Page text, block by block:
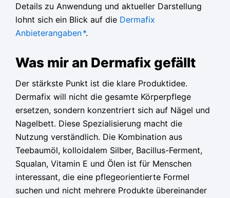
Details zu Anwendung und aktueller Darstellung
lohnt sich ein Blick auf die Dermafix
Anbieterangaben*.
Was mir an Dermafix gefällt
Der stärkste Punkt ist die klare Produktidee.
Dermafix will nicht die gesamte Körperpflege
ersetzen, sondern konzentriert sich auf Nägel und
Nagelbett. Diese Spezialisierung macht die
Nutzung verständlich. Die Kombination aus
Teebaumöl, kolloidalem Silber, Bacillus-Ferment,
Squalan, Vitamin E und Ölen ist für Menschen
interessant, die eine pflegeorientierte Formel
suchen und nicht mehrere Produkte übereinander